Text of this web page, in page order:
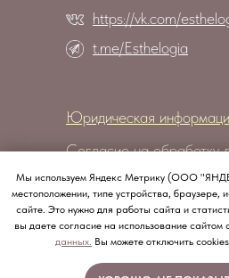
Мы используем Яндекс Метрику (ООО
местоположении, типе устройства, браузере,
сайте. Это нужно для работы сайта и
вы даете согласие на использование сайтом
данных. Вы можете отключить
https://vk.com/
t.me/Esthelogia
Любое использование либо
материалов или подборки
с разрешения
Юридическая
Согласие на обработку
Политика